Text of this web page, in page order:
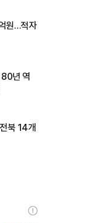
원…적자
년 역
북 14개